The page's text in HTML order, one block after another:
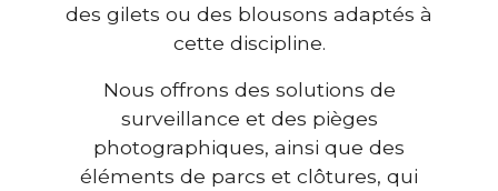
des gilets ou des blousons adaptés à
cette discipline.
Nous offrons des solutions de
surveillance et des pièges
photographiques, ainsi que des
éléments de parcs et clôtures, qui